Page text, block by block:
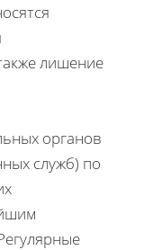
лишение
органов
служб) по